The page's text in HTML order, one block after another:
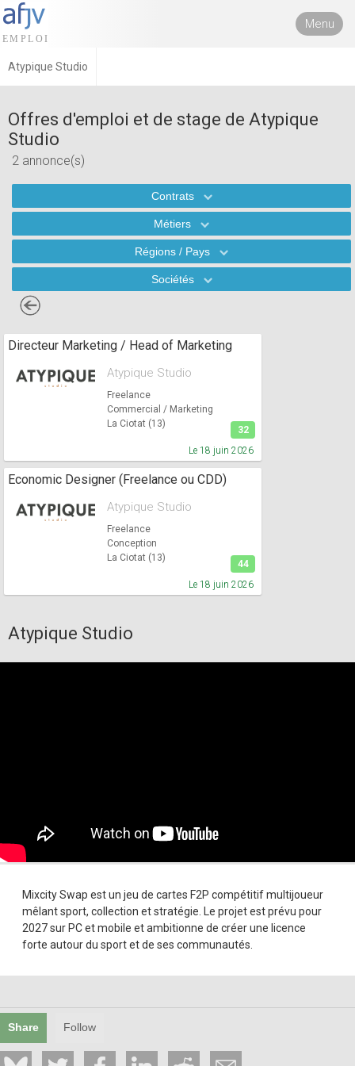
Menu
Atypique Studio
Offres d'emploi et de stage de Atypique
Studio
2 annonce(s)
Contrats
Métiers
Régions / Pays
Sociétés
Freelance
Directeur Marketing / Head of Marketing
Atypique Studio
Commercial / Marketing
La Ciotat (13)
Le 18 juin 2026
32
Freelance
Economic Designer (Freelance ou CDD)
Atypique Studio
Conception
La Ciotat (13)
Le 18 juin 2026
44
Atypique Studio
Mixcity Swap est un jeu de cartes F2P compétitif multijoueur
mêlant sport, collection et stratégie. Le projet est prévu pour
2027 sur PC et mobile et ambitionne de créer une licence
forte autour du sport et de ses communautés.
Share Follow